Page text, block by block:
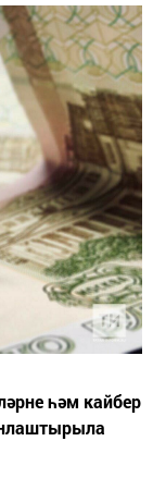
һәм кайбер